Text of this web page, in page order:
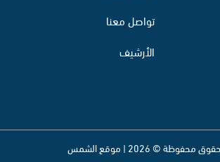
تواصل معنا
الأرشيف
© 2026 | موقع الشمس